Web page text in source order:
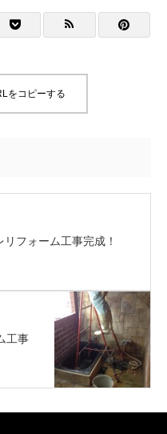
をコピーする
リフォーム工事完成！
工事